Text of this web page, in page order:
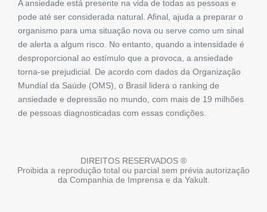
A ansiedade está presente na vida de todas as pessoas e
pode até ser considerada natural. Afinal, ajuda a preparar o
organismo para uma situação nova ou serve como um sinal
de alerta a algum risco. No entanto, quando a intensidade é
desproporcional ao estímulo que a provoca, a ansiedade
torna-se prejudicial. De acordo com dados da Organização
Mundial da Saúde (OMS), o Brasil lidera o ranking de
ansiedade e depressão no mundo, com mais de 19 milhões
de pessoas diagnosticadas com essas condições.
DIREITOS RESERVADOS ®
Proibida a reprodução total ou parcial sem prévia autorização
da Companhia de Imprensa e da Yakult.